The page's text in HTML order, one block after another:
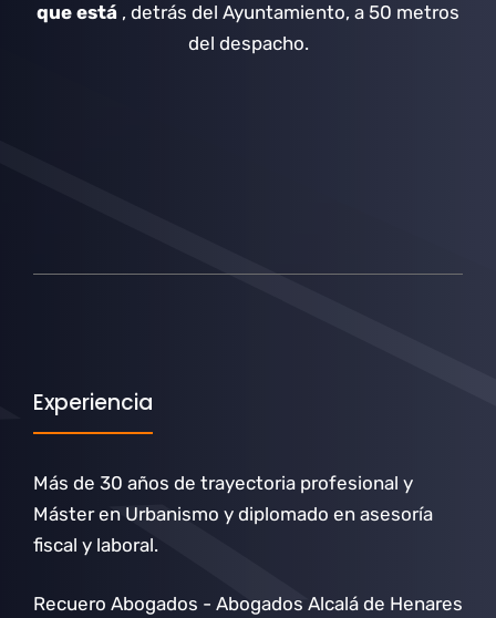
que está , detrás del Ayuntamiento, a 50 metros
del despacho.
Experiencia
Más de 30 años de trayectoria profesional y
Máster en Urbanismo y diplomado en asesoría
fiscal y laboral.
Recuero Abogados - Abogados Alcalá de Henares